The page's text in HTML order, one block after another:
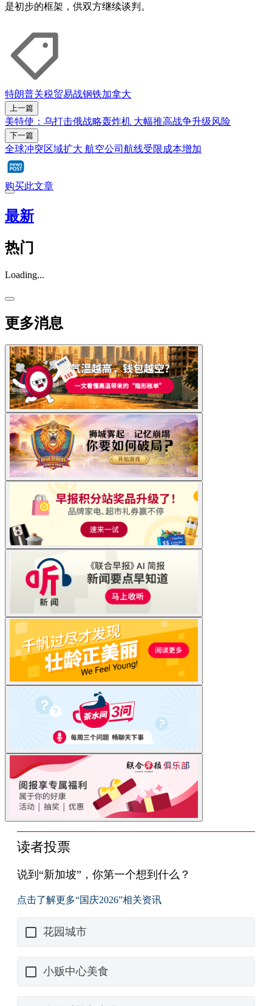
是初步的框架，供双方继续谈判。
特朗普关税贸易战钢铁加拿大
上一篇
美特使：乌打击俄战略轰炸机 大幅推高战争升级风险
下一篇
全球冲突区域扩大 航空公司航线受限成本增加
购买此文章
最新
热门
Loading...
更多消息